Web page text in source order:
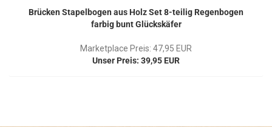
Brücken Stapelbogen aus Holz Set 8-teilig Regenbogen
farbig bunt Glückskäfer
Marketplace Preis: 47,95 EUR
Unser Preis: 39,95 EUR